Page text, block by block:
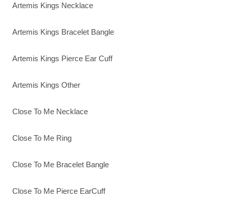
Artemis Kings Necklace
Artemis Kings Bracelet Bangle
Artemis Kings Pierce Ear Cuff
Artemis Kings Other
Close To Me Necklace
Close To Me Ring
Close To Me Bracelet Bangle
Close To Me Pierce EarCuff